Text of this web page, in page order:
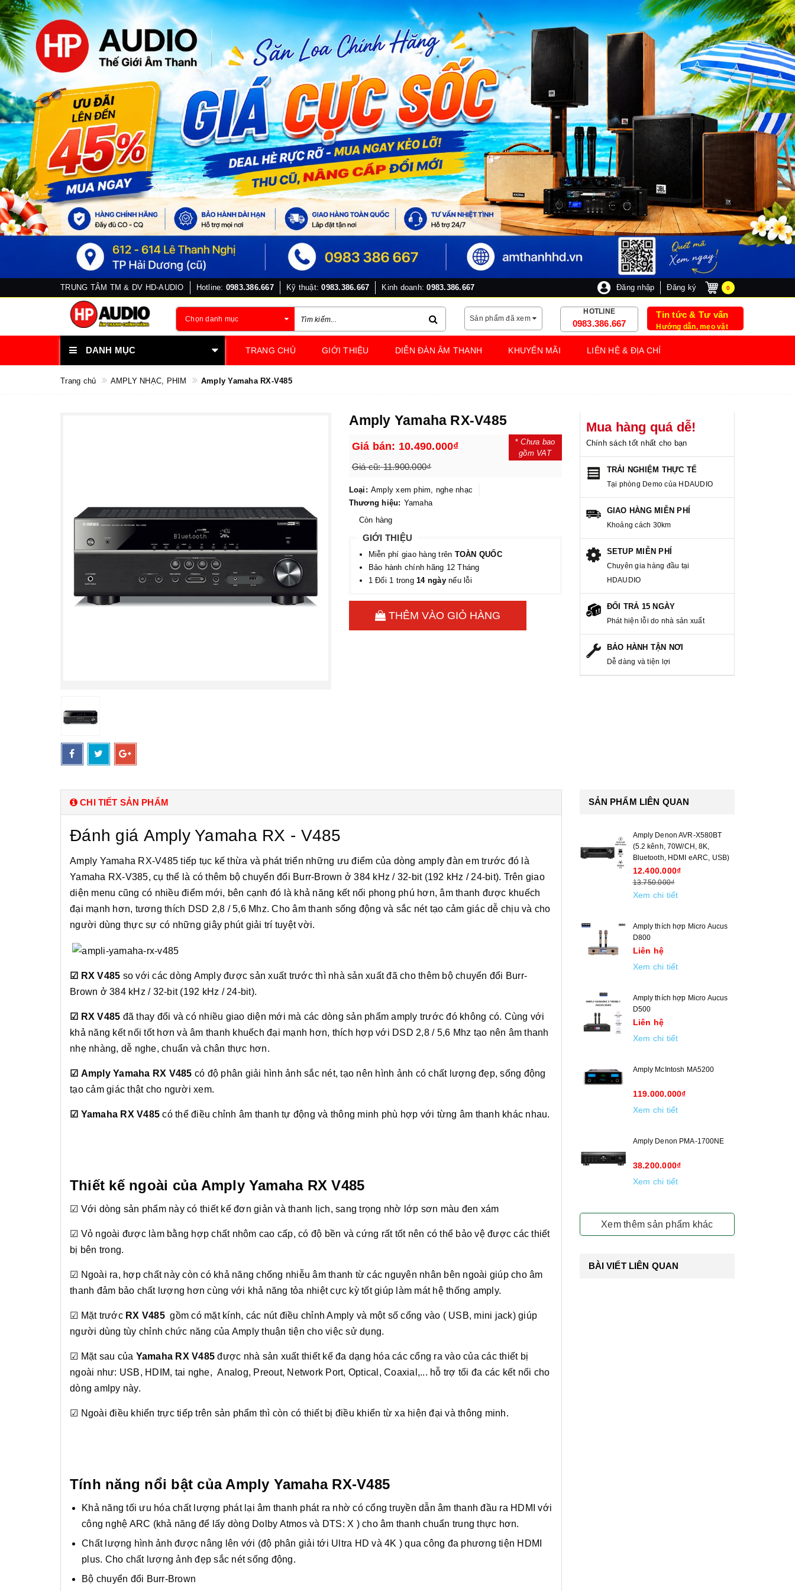
TRUNG TÂM TM & DV HD-AUDIO Hotline: 0983.386.667 Kỹ thuật:0983.386.667 Kinh doanh:0983.386.667 0
Đăng nhập Đăng ký
Chọn danh mục Sản phẩm đã xem
HOTLINE
0983.386.667
Tin tức & Tư vấn
Hướng dẫn, mẹo vặt
DANH MỤC TRANG CHỦ GIỚI THIỆU DIỄN ĐÀN ÂM THANH KHUYẾN MÃI LIÊN HỆ & ĐỊA CHỈ
Trang chủ AMPLY NHẠC, PHIM Amply Yamaha RX-V485
Amply Yamaha RX-V485
Giá bán: 10.490.000₫
Giá cũ:11.900.000₫
*Chưa bao
gồm VAT
Loại: Amply xem phim, nghe nhạc
Thương hiệu: Yamaha
Còn hàng
GIỚI THIỆU
Miễn phí giao hàng trên TOÀN QUỐC
Bảo hành chính hãng 12 Tháng
1 Đổi 1 trong 14 ngàynếu lỗi
THÊM VÀO GIỎ HÀNG
Mua hàng quá dễ!
Chính sách tốt nhất cho bạn
TRẢI NGHIỆM THỰC TẾ
Tại phòng Demo của HDAUDIO
GIAO HÀNG MIỄN PHÍ
Khoảng cách 30km
SETUP MIỄN PHÍ
Chuyên gia hàng đầu tại
HDAUDIO
ĐỔI TRẢ 15 NGÀY
Phát hiện lỗi do nhà sản xuất
BẢO HÀNH TẬN NƠI
Dễ dàng và tiện lợi
CHI TIẾT SẢN PHẨM
Đánh giá Amply Yamaha RX - V485
Amply Yamaha RX-V485 tiếp tục kế thừa và phát triển những ưu điểm của dòng amply đàn em trước đó là
Yamaha RX-V385, cụ thể là có thêm bộ chuyển đổi Burr-Brown ở 384 kHz / 32-bit (192 kHz / 24-bit). Trên giao
diện menu cũng có nhiều điểm mới, bên cạnh đó là khả năng kết nối phong phú hơn, âm thanh được khuếch
đại mạnh hơn, tương thích DSD 2,8 / 5,6 Mhz. Cho âm thanh sống động và sắc nét tạo cảm giác dễ chịu và cho
người dùng thực sự có những giây phút giải trí tuyệt vời.
☑ RX V485 so với các dòng Amply được sản xuất trước thì nhà sản xuất đã cho thêm bộ chuyển đổi Burr-
Brown ở 384 kHz / 32-bit (192 kHz / 24-bit).
☑ RX V485 đã thay đổi và có nhiều giao diện mới mà các dòng sản phẩm amply trước đó không có. Cùng với
khả năng kết nối tốt hơn và âm thanh khuếch đại mạnh hơn, thích hợp với DSD 2,8 / 5,6 Mhz tạo nên âm thanh
nhẹ nhàng, dễ nghe, chuẩn và chân thực hơn.
☑ Amply Yamaha RX V485 có độ phân giải hình ảnh sắc nét, tạo nên hình ảnh có chất lượng đẹp, sống động
tạo cảm giác thật cho người xem.
☑ Yamaha RX V485có thể điều chỉnh âm thanh tự động và thông minh phù hợp với từng âm thanh khác nhau.
Thiết kế ngoài của Amply Yamaha RX V485
☑ Với dòng sản phẩm này có thiết kế đơn giản và thanh lịch, sang trọng nhờ lớp sơn màu đen xám
☑ Vỏ ngoài được làm bằng hợp chất nhôm cao cấp, có độ bền và cứng rất tốt nên có thể bảo vệ được các thiết
bị bên trong.
☑ Ngoài ra, hợp chất này còn có khả năng chống nhiễu âm thanh từ các nguyên nhân bên ngoài giúp cho âm
thanh đảm bảo chất lượng hơn cùng với khả năng tỏa nhiệt cực kỳ tốt giúp làm mát hệ thống amply.
☑ Mặt trướcRX V485gồm có mặt kính, các nút điều chỉnh Amply và một số cổng vào ( USB, mini jack) giúp
người dùng tùy chỉnh chức năng của Amply thuận tiện cho việc sử dụng.
☑ Mặt sau của Yamaha RX V485được nhà sản xuất thiết kế đa dạng hóa các cổng ra vào của các thiết bị
ngoài như: USB, HDIM, tai nghe, Analog, Preout, Network Port, Optical, Coaxial,... hỗ trợ tối đa các kết nối cho
dòng amlpy này.
☑ Ngoài điều khiển trực tiếp trên sản phẩm thì còn có thiết bị điều khiển từ xa hiện đại và thông minh.
Tính năng nổi bật của Amply Yamaha RX-V485
Khả năng tối ưu hóa chất lượng phát lại âm thanh phát ra nhờ có cổng truyền dẫn âm thanh đầu ra HDMI với
công nghệ ARC (khả năng để lấy dòng Dolby Atmos và DTS: X ) cho âm thanh chuẩn trung thực hơn.
Chất lượng hình ảnh được nâng lên với (độ phân giải tới Ultra HD và 4K ) qua công đa phương tiện HDMI
plus. Cho chất lượng ảnh đẹp sắc nét sống động.
Bộ chuyển đổi Burr-Brown
SẢN PHẨM LIÊN QUAN
Amply Denon AVR-X580BT
(5.2 kênh, 70W/CH, 8K,
Bluetooth, HDMI eARC, USB)
12.400.000₫
13.750.000₫
Xem chi tiết
Amply thích hợp Micro Aucus
D800
Liên hệ
Xem chi tiết
Amply thích hợp Micro Aucus
D500
Liên hệ
Xem chi tiết
Amply McIntosh MA5200
119.000.000₫
Xem chi tiết
Amply Denon PMA-1700NE
38.200.000₫
Xem chi tiết
Xem thêm sản phẩm khác
BÀI VIẾT LIÊN QUAN